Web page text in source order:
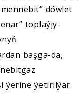
döwlet
toplaýjy-
başga-da,
ýerine ýetirilýär.